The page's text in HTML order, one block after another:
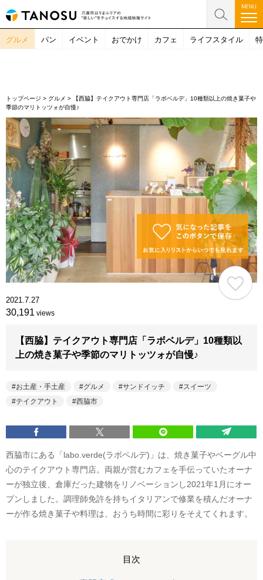
グルメ パン イベント おでかけ カフェ ライフスタイル
トップページ > グルメ >
【西脇】テイクアウト専門店「ラボベルデ」10種類以上の焼き菓子や
季節のマリトッツォが自慢♪
2021.7.27
30,191 views
【西脇】テイクアウト専門店「ラボベルデ」10種類以
上の焼き菓子や季節のマリトッツォが自慢♪
お土産・手土産 グルメ サンドイッチ
スイーツ
テイクアウト
西脇市
西脇市にある「labo.verde(ラボベルデ)」は、焼き菓子やベーグル中
心のテイクアウト専門店。両親が営むカフェを手伝っていたオーナ
ーが独立後、倉庫だった建物をリノベーションし2021年1月にオー
プンしました。調理師免許を持ちイタリアンで修業を積んだオーナ
ーが作る焼き菓子や料理は、おうち時間に彩りをそえてくれます。
目次